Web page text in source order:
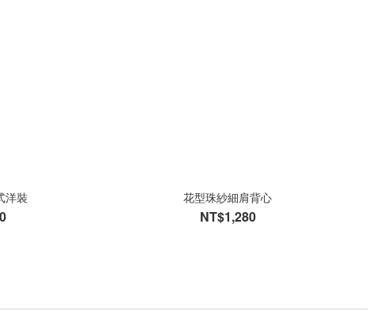
洋裝 花型珠紗細肩背心
NT$1,280